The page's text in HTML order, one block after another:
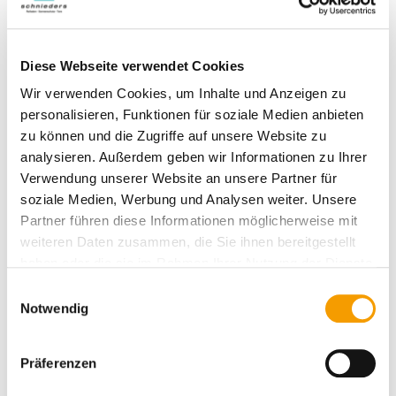
Diese Webseite verwendet Cookies
Wir verwenden Cookies, um Inhalte und Anzeigen zu
personalisieren, Funktionen für soziale Medien anbieten
zu können und die Zugriffe auf unsere Website zu
analysieren. Außerdem geben wir Informationen zu Ihrer
Verwendung unserer Website an unsere Partner für
soziale Medien, Werbung und Analysen weiter. Unsere
Partner führen diese Informationen möglicherweise mit
weiteren Daten zusammen, die Sie ihnen bereitgestellt
Notwendig
Präferenzen
unsere Kunden begeistern – lassen Sie sich davon
Zu den Referenzen